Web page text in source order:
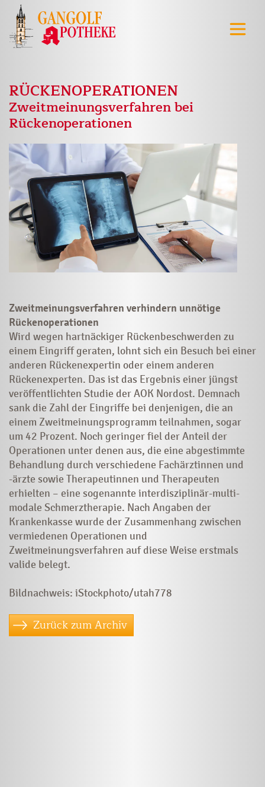
RÜCKENOPERATIONEN
Zweitmeinungsverfahren bei
Rückenoperationen
Zweitmeinungsverfahren verhindern unnötige
Rückenoperationen
Wird wegen hartnäckiger Rückenbeschwerden zu
einem Eingriff geraten, lohnt sich ein Besuch bei einer
anderen Rückenexpertin oder einem anderen
Rückenexperten. Das ist das Ergebnis einer jüngst
veröffentlichten Studie der AOK Nordost. Demnach
sank die Zahl der Eingriffe bei denjenigen, die an
einem Zweitmeinungsprogramm teilnahmen, sogar
um 42 Prozent. Noch geringer fiel der Anteil der
Operationen unter denen aus, die eine abgestimmte
Behandlung durch verschiedene Fachärztinnen und
-ärzte sowie Therapeutinnen und Therapeuten
erhielten – eine sogenannte inter­disziplinär-multi-
modale Schmerztherapie. Nach Angaben der
Krankenkasse wurde der Zusammenhang zwischen
vermiedenen Operationen und
Zweitmeinungsverfahren auf diese Weise erstmals
valide belegt.
Bildnachweis: iStockphoto/utah778
Zurück zum Archiv